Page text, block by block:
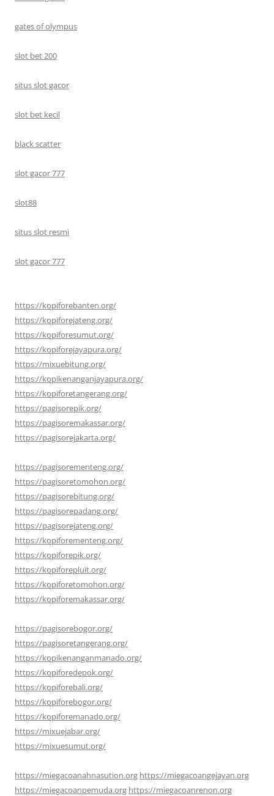
gates of olympus
slot bet 200
situs slot gacor
slot bet kecil
black scatter
slot gacor 777
slot88
situs slot resmi
slot gacor 777
https://kopiforebanten.org/
https://kopiforejateng.org/
https://kopiforesumut.org/
https://kopiforejayapura.org/
https://mixuebitung.org/
https://kopikenanganjayapura.org/
https://kopiforetangerang.org/
https://pagisorepik.org/
https://pagisoremakassar.org/
https://pagisorejakarta.org/
https://pagisorementeng.org/
https://pagisoretomohon.org/
https://pagisorebitung.org/
https://pagisorepadang.org/
https://pagisorejateng.org/
https://kopiforementeng.org/
https://kopiforepik.org/
https://kopiforepluit.org/
https://kopiforetomohon.org/
https://kopiforemakassar.org/
https://pagisorebogor.org/
https://pagisoretangerang.org/
https://kopikenanganmanado.org/
https://kopiforedepok.org/
https://kopiforebali.org/
https://kopiforebogor.org/
https://kopiforemanado.org/
https://mixuejabar.org/
https://mixuesumut.org/
https://miegacoanahnasution.org https://miegacoangejayan.org
https://miegacoanpemuda.org https://miegacoanrenon.org